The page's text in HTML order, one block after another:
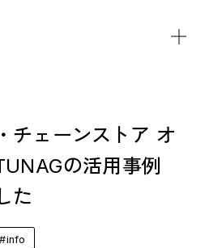
役員紹介CSRDE&I
チェーンストア オ
の活用事例
た
#info